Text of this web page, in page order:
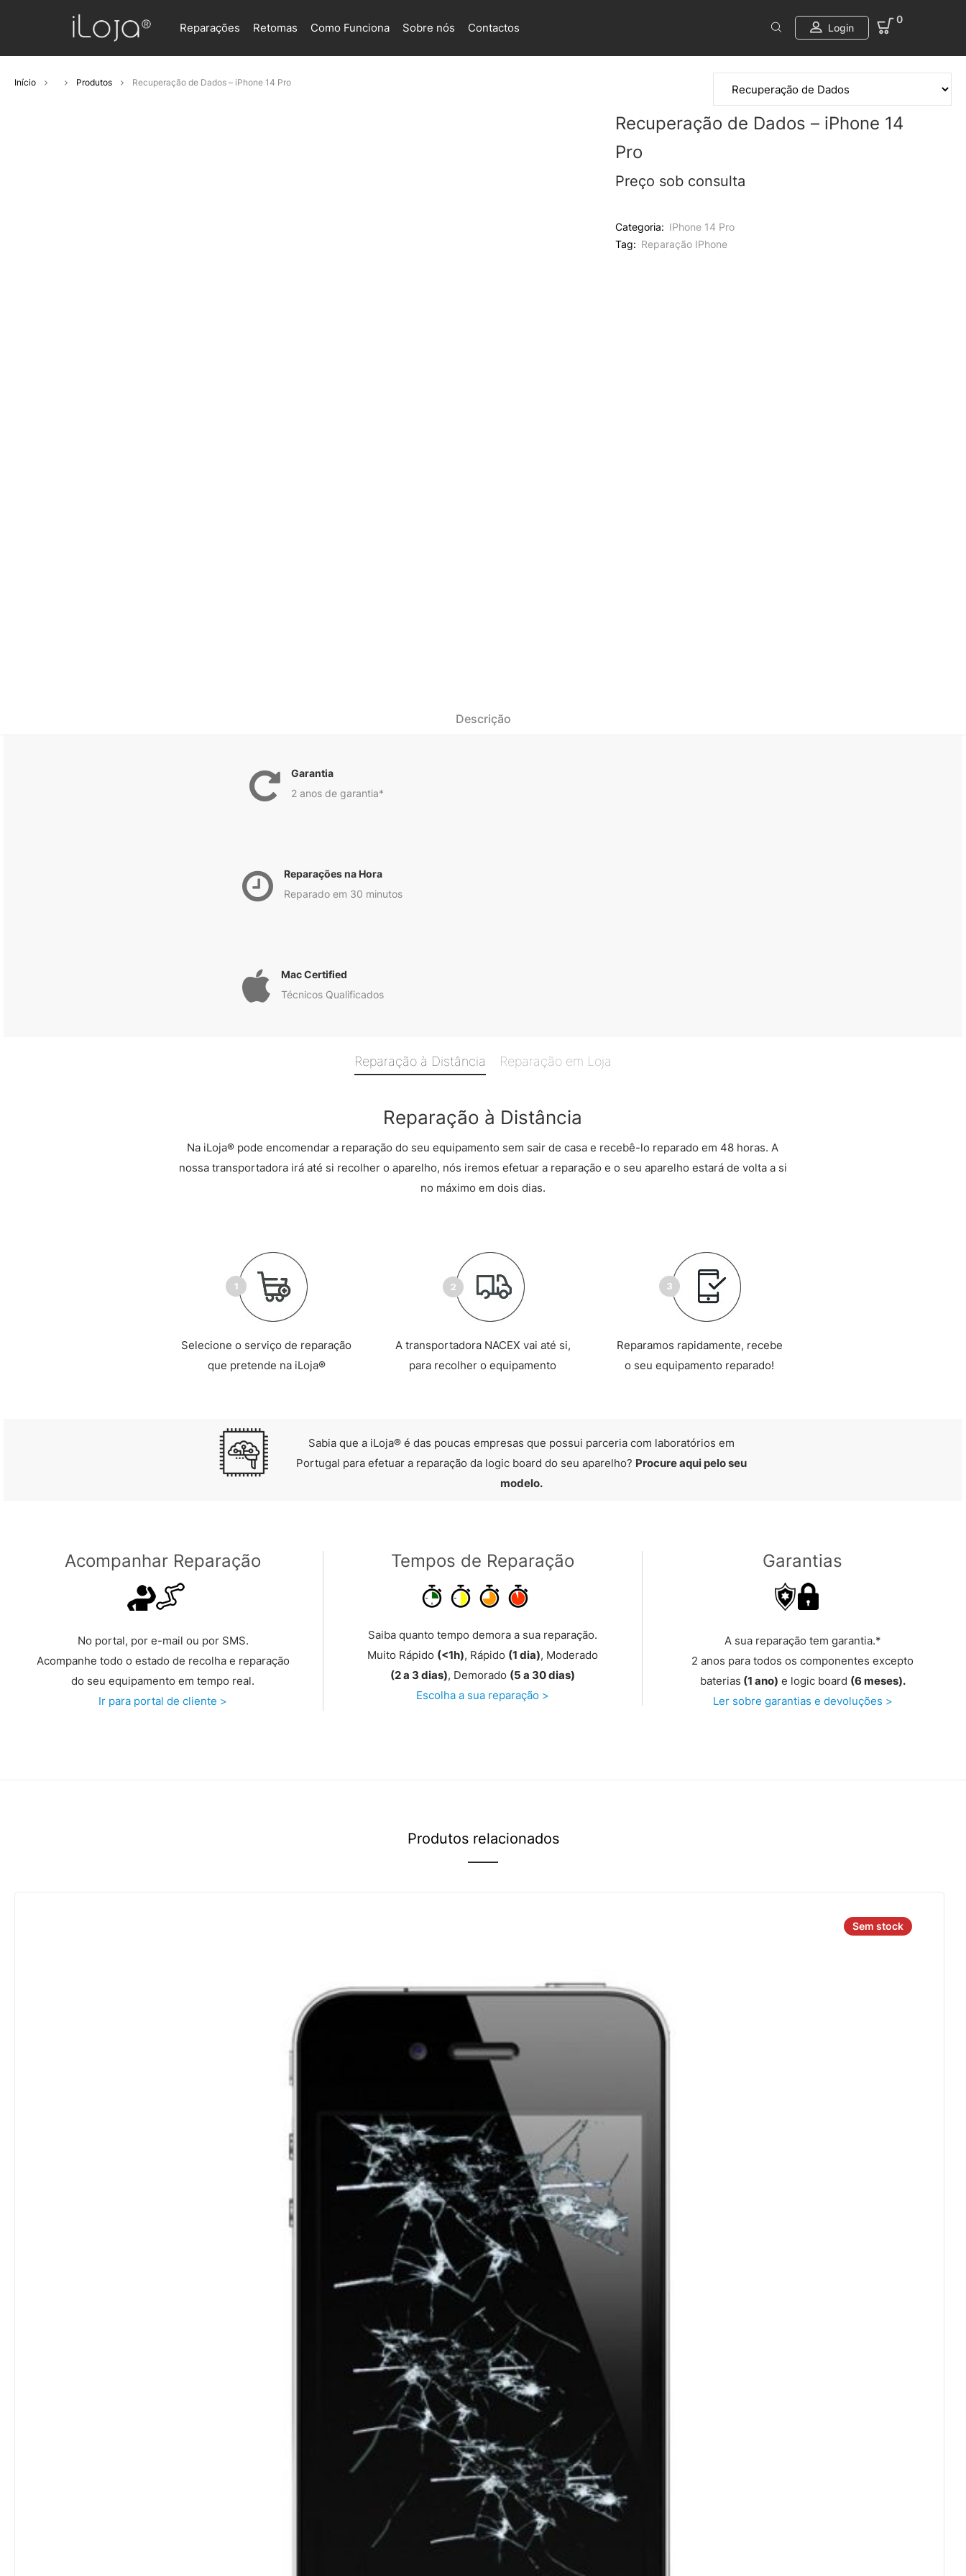
Reparações Retomas Como Funciona Sobre nós Contactos Login
0
Início Produtos Recuperação de Dados – iPhone 14 Pro
Recuperação de Dados – iPhone 14
Pro
Preço sob consulta
Categoria: IPhone 14 Pro
Tag: Reparação IPhone
Descrição
Garantia
2 anos de garantia*
Reparações na Hora
Reparado em 30 minutos
Mac Certified
Técnicos Qualificados
Reparação à Distância Reparação em Loja
Reparação à Distância
Na iLoja® pode encomendar a reparação do seu equipamento sem sair de casa e recebê-lo reparado em 48 horas. A
nossa transportadora irá até si recolher o aparelho, nós iremos efetuar a reparação e o seu aparelho estará de volta a si
no máximo em dois dias.
Selecione o serviço de reparação
que pretende na iLoja®
A transportadora NACEX vai até si,
para recolher o equipamento
Reparamos rapidamente, recebe
o seu equipamento reparado!
Sabia que a iLoja® é das poucas empresas que possui parceria com laboratórios em
Portugal para efetuar a reparação da logic board do seu aparelho? Procure aqui pelo seu
modelo.
Acompanhar Reparação
No portal, por e-mail ou por SMS.
Acompanhe todo o estado de recolha e reparação
do seu equipamento em tempo real.
Ir para portal de cliente >
Tempos de Reparação
Saiba quanto tempo demora a sua reparação.
Muito Rápido (<1h), Rápido (1 dia), Moderado
(2 a 3 dias), Demorado (5 a 30 dias)
Escolha a sua reparação >
Garantias
A sua reparação tem garantia.*
2 anos para todos os componentes excepto
baterias (1 ano) e logic board (6 meses).
Ler sobre garantias e devoluções >
Produtos relacionados
Sem stock